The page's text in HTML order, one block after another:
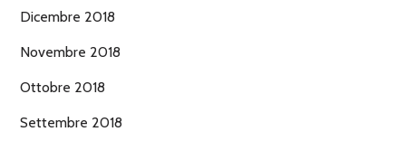
Dicembre 2018
Novembre 2018
Ottobre 2018
Settembre 2018